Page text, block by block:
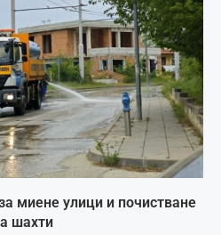
миене улици и почистване
шахти